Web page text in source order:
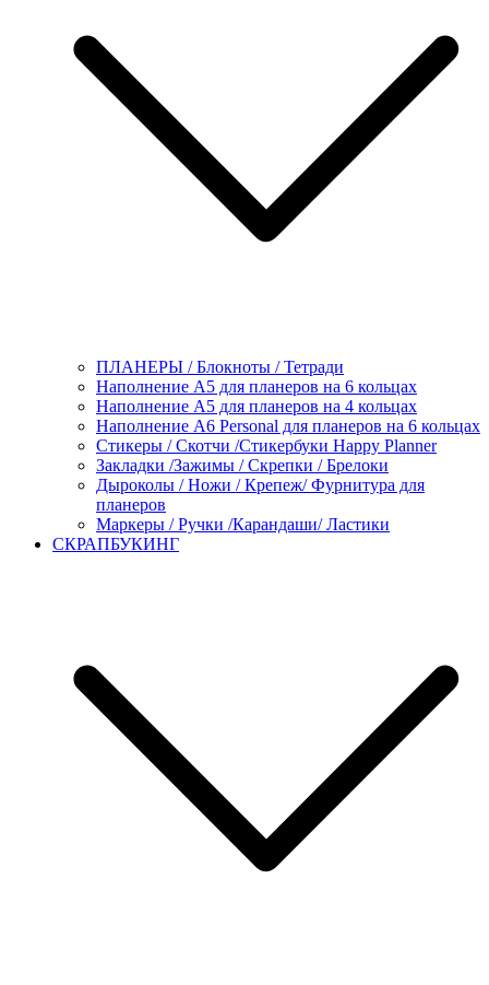
ПЛАНЕРЫ / Блокноты / Тетради
Наполнение А5 для планеров на 6 кольцах
Наполнение А5 для планеров на 4 кольцах
Наполнение А6 Personal для планеров на 6 кольцах
Стикеры / Скотчи /Стикербуки Happy Planner
Закладки /Зажимы / Скрепки / Брелоки
Дыроколы / Ножи / Крепеж/ Фурнитура для
планеров
Маркеры / Ручки /Карандаши/ Ластики
СКРАПБУКИНГ